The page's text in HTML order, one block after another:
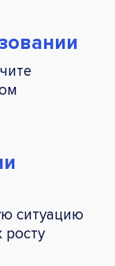
ситуацию